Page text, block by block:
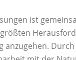
ist
anzugehen.